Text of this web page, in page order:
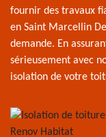
fournir des travaux
en Saint Marcellin
demande. En
sérieusement avec
isolation de votre